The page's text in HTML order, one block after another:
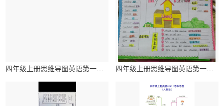
四年级上册思维导图英语第一单元简单